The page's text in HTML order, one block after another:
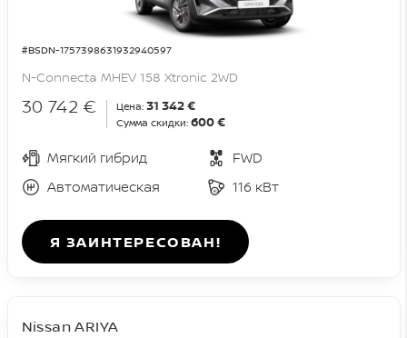
#BSDN-1757398631932940597
N-Connecta MHEV 158 Xtronic 2WD
30 742 € Цена: 31 342 €
Сумма скидки: 600 €
Мягкий гибрид
FWD
Автоматическая
116 кВт
Я ЗАИНТЕРЕСОВАН!
Nissan ARIYA